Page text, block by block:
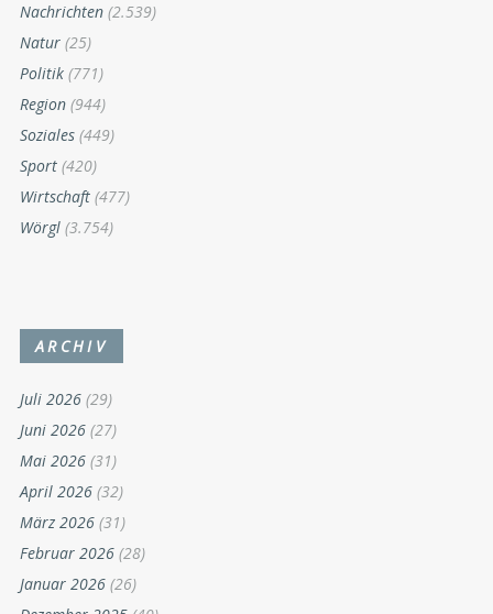
Nachrichten (2.539)
Natur (25)
Politik (771)
Region (944)
Soziales (449)
Sport (420)
Wirtschaft (477)
Wörgl (3.754)
ARCHIV
Juli 2026 (29)
Juni 2026 (27)
Mai 2026 (31)
April 2026 (32)
März 2026 (31)
Februar 2026 (28)
Januar 2026 (26)